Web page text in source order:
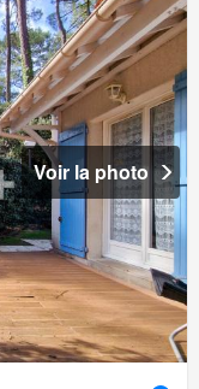
Voir la photo